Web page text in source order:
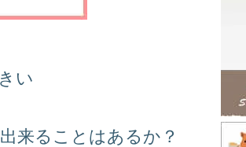
い
来ることはあるか？